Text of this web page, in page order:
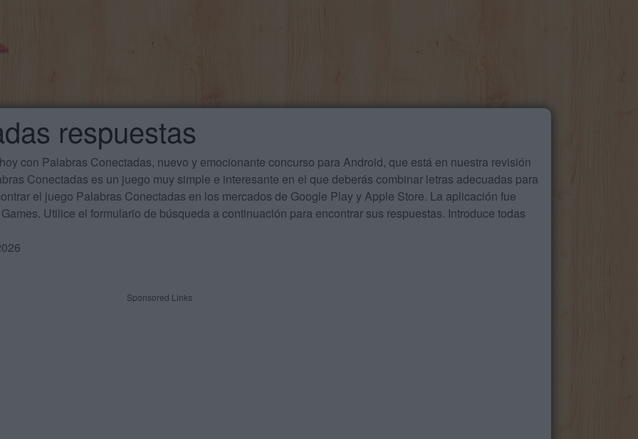
respuestas
con Palabras Conectadas, nuevo y emocionante concurso para Android, que está en nuestra revisión
Conectadas es un juego muy simple e interesante en el que deberás combinar letras adecuadas para
el juego Palabras Conectadas en los mercados de Google Play y Apple Store. La aplicación fue
Utilice el formulario de búsqueda a continuación para encontrar sus respuestas. Introduce todas
Sponsored Links